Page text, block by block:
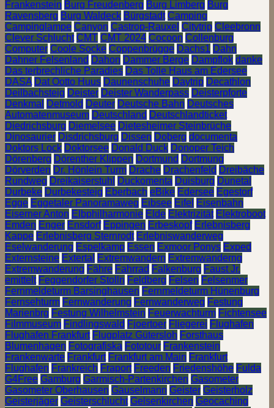
Frankenstein Burg Freudenberg Burg Limberg Burg
Ravensberg Burg Waldeck Bürgstadt Camping
Campinglampe Canyon Castrop-Rauxel Citytrip Cleebronn
Clever Schlucht CMT CMT 2024 Cocoon Collenburg
Computer Coole Socke Coppenbrügge Dachs1 Dahn
Dahner Felsenland Dahon Dammer Berge Dampflok danke
Das terbrechliche Paradies Das Tolle Haus am Edersee
DASA Dat Ootto Huus Daunenschuhe Daytrip Decathlon
Deilbachsteig Deister Deister Wanderpass Deisterpforte
Denkmal
Detmold Deuter Deutsche Bahn Deutsches
Automatenmuseum Deutschland Deutschlandticket
Diedrichsburg Diemelsee Dietesheimer Steinbrüche
Dinosaurier Disdrichsburg Dissen Doberg documenta
Doktors Lock Doktorsee Donald Duck Donoper Teich
Dörenberg Dörenther Klippen Dortmund Dortmung
Dörverden Dr. Hönlein Turm Drache Drachenfeld Dreibäche
Rundweg Dreikaiserstuhl Duckomenta Duisburg Dunetal
Durbeke Durbekesteig Eberbach eBike Edersee Egestorf
Egge Eggetaler Panoramaweg Eibsee Eifel Eisenbahn
Eiserner Anton Elbphilharmonie Elde Elektrizität Elektroboot
Emden Enger Ensdorf Eppingen Erbeskopf Erlebnisberg
Kappe Erlebnisberg Sternrodt Erlebniswanderweg
Eselwanderung Espelkamp Essen Exmoor Ponys Exped
Externsteine Extertal Extremwandern Extremwanderng
Extremwanderung Fähre Fahrrad Falkenburg Faust Jr.
emittelt Feggendorfer Stolln Feldberg Felsen Felsenmer
Fernmeldeturm Barsinghausen Fernmeldeturm Hünenburg
Fernsehturm Fernwanderung Fernwanderweg Festung
Marienbrg Festung Wilhelmstein Feuerwachturm Fichtensee
Filmmuseum Findlingswald Fjoertoer Fliegerei Flughafen
Flughafen Frankfurt Flugplatz Gütersloh Forsthaus
Blumenhagen Fotografiska Fototour Frankenstein
Frankenwarte Frankfurt Frankfurt am Main Frankfurt
Flughafen Frankreich Fraport Freeden Friedenshöhe Fulda
G4Free Gamburg Garmisch-Partenkirchen Gasometer
Gasometer Oberhausen Gauselmann Geister Geisterholz
Geisterjäger Geisterschlucht Gelsenkirchen Geocaching